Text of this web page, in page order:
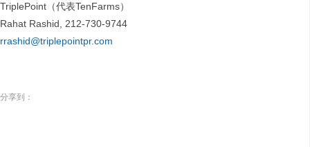
TriplePoint（代表TenFarms）
Rahat Rashid, 212-730-9744
rrashid@triplepointpr.com
分享到：